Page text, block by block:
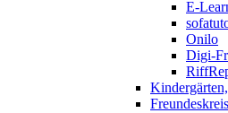
E-
Onilo
Digi-
Freundeskreis